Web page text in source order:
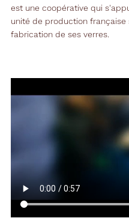
est une coopérative qui
unité de production française
fabrication de ses verres.